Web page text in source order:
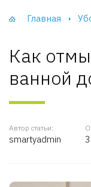
Главная
Как
ванной
Автор статьи:
smartyadmin